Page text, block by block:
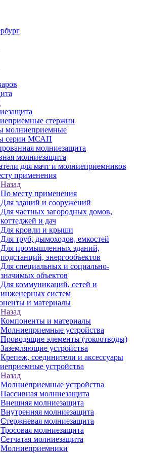
стержни
молниеприемные
серии МСАП
молниезащита
молниезащита
для мачт и молниеприемников
применения
Назад
По месту применения
Для зданий и сооружений
Для частных загородных домов,
коттеджей и дач
Для кровли и крыши
Для труб, дымоходов, емкостей
Для промышленных зданий,
подстанций, энергообъектов
Для специальных и социально-
значимых объектов
Для коммуникаций, сетей и
инженерных систем
и материалы
Назад
Компоненты и материалы
Молниеприемные устройства
Проводящие элементы (токоотводы)
Заземляющие устройства
Крепеж, соединители и аксессуары
устройства
Назад
Молниеприемные устройства
Пассивная молниезащита
Внешняя молниезащита
Внутренняя молниезащита
Стержневая молниезащита
Тросовая молниезащита
Сетчатая молниезащита
Молниеприемники